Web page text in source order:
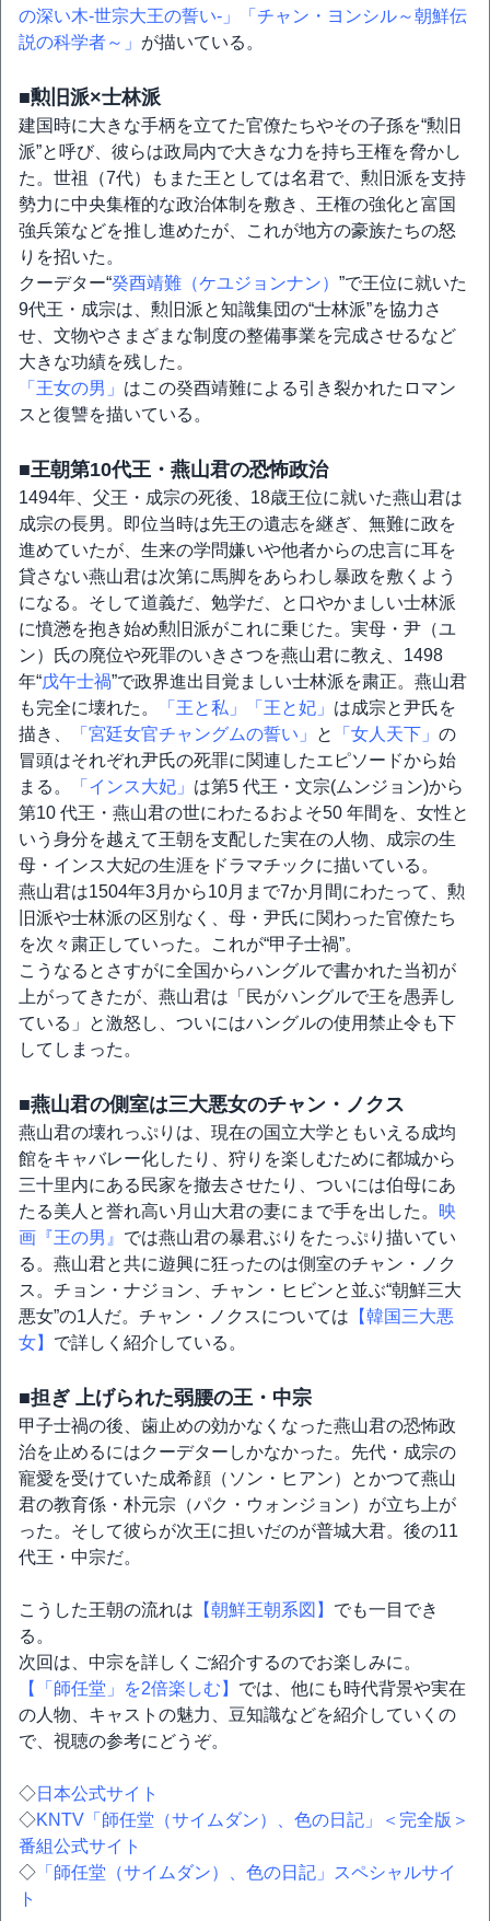
の深い木-世宗大王の誓い-」
「チャン・ヨンシル～朝鮮伝
説の科学者～」 が描いている。
■勲旧派×士林派
建国時に大きな手柄を立てた官僚たちやその子孫を“勲旧
派”と呼び、彼らは政局内で大きな力を持ち王権を脅かし
た。世祖（7代）もまた王としては名君で、勲旧派を支持
勢力に中央集権的な政治体制を敷き、王権の強化と富国
強兵策などを推し進めたが、これが地方の豪族たちの怒
りを招いた。
クーデター“癸酉靖難（ケユジョンナン） ”で王位に就いた
9代王・成宗は、勲旧派と知識集団の“士林派”を協力さ
せ、文物やさまざまな制度の整備事業を完成させるなど
大きな功績を残した。
「王女の男」 はこの癸酉靖難による引き裂かれたロマン
スと復讐を描いている。
■王朝第10代王・燕山君の恐怖政治
1494年、父王・成宗の死後、18歳王位に就いた燕山君は
成宗の長男。即位当時は先王の遺志を継ぎ、無難に政を
進めていたが、生来の学問嫌いや他者からの忠言に耳を
貸さない燕山君は次第に馬脚をあらわし暴政を敷くよう
になる。そして道義だ、勉学だ、と口やかましい士林派
に憤懣を抱き始め勲旧派がこれに乗じた。実母・尹（ユ
ン）氏の廃位や死罪のいきさつを燕山君に教え、1498
年“戊午士禍”で政界進出目覚ましい士林派を粛正。燕山君
も完全に壊れた。
「王と私」 「王と妃」 は成宗と尹氏を
描き、
「宮廷女官チャングムの誓い」 と 「女人天下」 の
冒頭はそれぞれ尹氏の死罪に関連したエピソードから始
まる。
「インス大妃」 は第5 代王・文宗(ムンジョン)から
第10 代王・燕山君の世にわたるおよそ50 年間を、女性と
いう身分を越えて王朝を支配した実在の人物、成宗の生
母・インス大妃の生涯をドラマチックに描いている。
燕山君は1504年3月から10月まで7か月間にわたって、勲
旧派や士林派の区別なく、母・尹氏に関わった官僚たち
を次々粛正していった。これが“甲子士禍”。
こうなるとさすがに全国からハングルで書かれた当初が
上がってきたが、燕山君は「民がハングルで王を愚弄し
ている」と激怒し、ついにはハングルの使用禁止令も下
してしまった。
■燕山君の側室は三大悪女のチャン・ノクス
燕山君の壊れっぷりは、現在の国立大学ともいえる成均
館をキャバレー化したり、狩りを楽しむために都城から
三十里内にある民家を撤去させたり、ついには伯母にあ
たる美人と誉れ高い月山大君の妻にまで手を出した。 映
画『王の男』 では燕山君の暴君ぶりをたっぷり描いてい
る。燕山君と共に遊興に狂ったのは側室のチャン・ノク
ス。チョン・ナジョン、チャン・ヒビンと並ぶ“朝鮮三大
悪女”の1人だ。チャン・ノクスについては 【韓国三大悪
女】 で詳しく紹介している。
■担ぎ 上げられた弱腰の王・中宗
甲子士禍の後、歯止めの効かなくなった燕山君の恐怖政
治を止めるにはクーデターしかなかった。先代・成宗の
寵愛を受けていた成希顔（ソン・ヒアン）とかつて燕山
君の教育係・朴元宗（パク・ウォンジョン）が立ち上が
った。そして彼らが次王に担いだのが普城大君。後の11
代王・中宗だ。
こうした王朝の流れは 【朝鮮王朝系図】 でも一目でき
る。
次回は、中宗を詳しくご紹介するのでお楽しみに。
【「師任堂」を2倍楽しむ】 では、他にも時代背景や実在
の人物、キャストの魅力、豆知識などを紹介していくの
で、視聴の参考にどうぞ。
◇日本公式サイト
◇KNTV「師任堂（サイムダン）、色の日記」＜完全版＞
番組公式サイト
◇ 「師任堂（サイムダン）、色の日記」スペシャルサイ
ト